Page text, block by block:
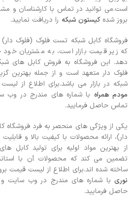
است.می توانید در تماس با کارشناسان و
بروز شده کیستون شبکه را دریافت نمایید.
فروشگاه کابل شبکه تست فلوک (فلوک
که زیر قیمت بازار است، به مشتریان
دهد. این فروشگاه به فروش کابل های
فلوک دار متعهد است و از جمله بهترین
شبکه در بازار می باشد.برای اطلاع از
مودم همراه با شماره های مندرج در وب
تماس حاصل فرمایید.
یکی از ویژگی های منحصر به فرد فروشگاه
دار)، ارائه محصولات با کیفیت بالا و
از بهترین مواد اولیه برای تولید کابل
تضمین می کند که محصولات آن با
ساخته شده اند.برای اطلاع از لیست قیمت
نوری با شماره های مندرج در وب سایت
حاصل فرمایید.